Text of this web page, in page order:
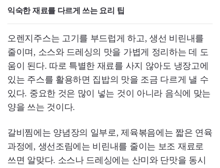
익숙한 재료를 다르게 쓰는 요리 팁
오렌지주스는 고기를 부드럽게 하고, 생선 비린내를
줄이며, 소스와 드레싱의 맛을 가볍게 정리하는 데 도
움이 된다. 따로 특별한 재료를 사지 않아도 냉장고에
있는 주스를 활용하면 집밥의 맛을 조금 다르게 낼 수
있다. 중요한 것은 많이 넣는 것이 아니라 음식에 맞는
양을 쓰는 것이다.
갈비찜에는 양념장의 일부로, 제육볶음에는 짧은 연육
과정에, 생선조림에는 비린내를 줄이는 보조 재료로
쓰면 알맞다. 소스나 드레싱에는 산미와 단맛을 동시